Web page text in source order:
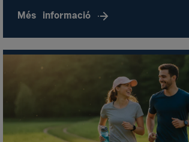
Més informació